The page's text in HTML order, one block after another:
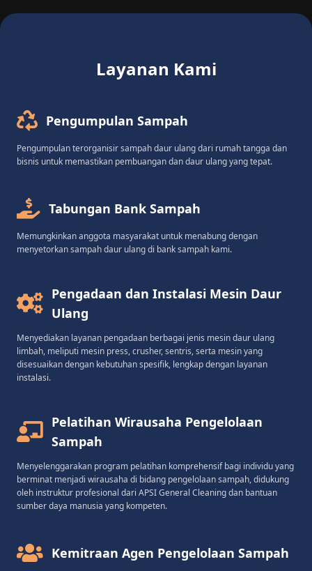
Layanan Kami
Pengumpulan Sampah
Pengumpulan terorganisir sampah daur ulang dari rumah tangga dan
bisnis untuk memastikan pembuangan dan daur ulang yang tepat.
Tabungan Bank Sampah
Memungkinkan anggota masyarakat untuk menabung dengan
menyetorkan sampah daur ulang di bank sampah kami.
Pengadaan dan Instalasi Mesin Daur
Ulang
Menyediakan layanan pengadaan berbagai jenis mesin daur ulang
limbah, meliputi mesin press, crusher, sentris, serta mesin yang
disesuaikan dengan kebutuhan spesifik, lengkap dengan layanan
instalasi.
Pelatihan Wirausaha Pengelolaan
Sampah
Menyelenggarakan program pelatihan komprehensif bagi individu yang
berminat menjadi wirausaha di bidang pengelolaan sampah, didukung
oleh instruktur profesional dari APSI General Cleaning dan bantuan
sumber daya manusia yang kompeten.
Kemitraan Agen Pengelolaan Sampah